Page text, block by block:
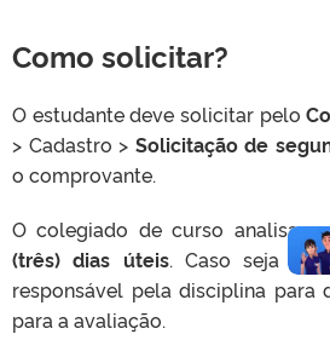
Como solicitar?
O estudante deve solicitar pelo
> Cadastro > Solicitação de
o comprovante.
O colegiado de curso analisa
(três) dias úteis. Caso seja
responsável pela disciplina para
para a avaliação.